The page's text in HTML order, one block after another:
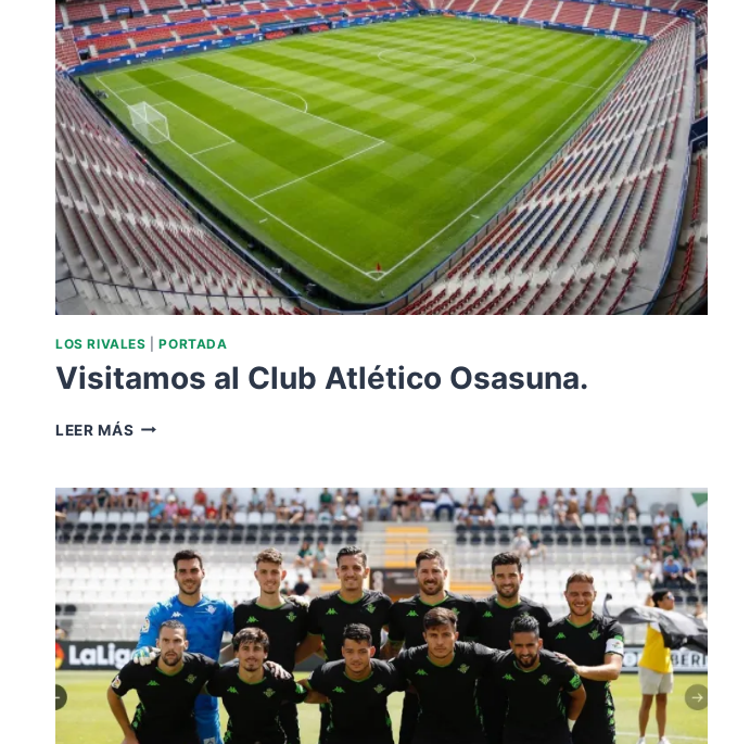
LOS RIVALES |PORTADA
Visitamos al Club Atlético Osasuna.
LEER MÁS VISITAMOS
ATLÉTICO
OSASUNA.